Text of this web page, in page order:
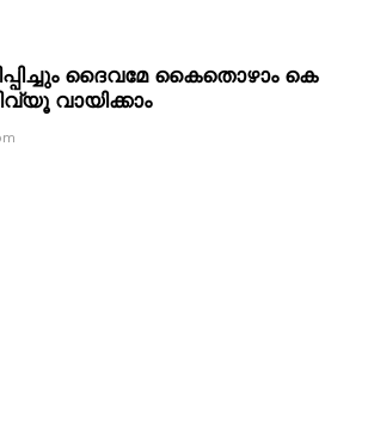
ദൈവമേ കൈതൊഴാം കെ
വായിക്കാം